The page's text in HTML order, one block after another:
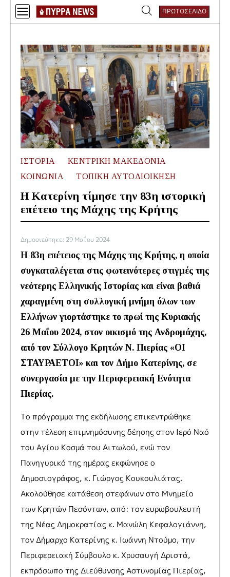
Αναζήτηση
ΠΡΩΤΟΣΕΛΙΔΟ
ΙΣΤΟΡΙΑ
ΚΕΝΤΡΙΚΗ ΜΑΚΕΔΟΝΙΑ
ΚΟΙΝΩΝΙΑ
ΤΟΠΙΚΗ ΑΥΤΟΔΙΟΙΚΗΣΗ
Η Κατερίνη τίμησε την 83η ιστορική
επέτειο της Μάχης της Κρήτης
Δημοσιεύτηκε: 29 Μαΐου 2024
Η 83η επέτειος της Μάχης της Κρήτης, η οποία
συγκαταλέγεται στις φωτεινότερες στιγμές της
νεότερης Ελληνικής Ιστορίας και είναι βαθιά
χαραγμένη στη συλλογική μνήμη όλων των
Ελλήνων γιορτάστηκε το πρωί της Κυριακής
26 Μαΐου 2024, στον οικισμό της Ανδρομάχης,
από τον Σύλλογο Κρητών Ν. Πιερίας «ΟΙ
ΣΤΑΥΡΑΕΤΟΙ» και τον Δήμο Κατερίνης, σε
συνεργασία με την Περιφερειακή Ενότητα
Πιερίας.
Το πρόγραμμα της εκδήλωσης επικεντρώθηκε
στην τέλεση επιμνημόσυνης δέησης στον Ιερό Ναό
του Αγίου Κοσμά του Αιτωλού, ενώ τον
Πανηγυρικό της ημέρας εκφώνησε ο
Δημοσιογράφος, κ. Γιώργος Κουκουλιάτας.
Ακολούθησε κατάθεση στεφάνων στο Μνημείο
των Κρητών Πεσόντων, από: τον ευρωβουλευτή
της Νέας Δημοκρατίας κ. Μανώλη Κεφαλογιάννη,
τον Δήμαρχο Κατερίνης κ. Ιωάννη Ντούμο, την
Περιφερειακή Σύμβουλο κ. Χρυσαυγή Δριστά,
εκπρόσωπο της Διεύθυνσης Αστυνομίας Πιερίας,